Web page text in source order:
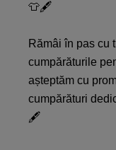
👕🖋️
Rămâi în pas cu
cumpărăturile
așteptăm cu
cumpărături
🖋️